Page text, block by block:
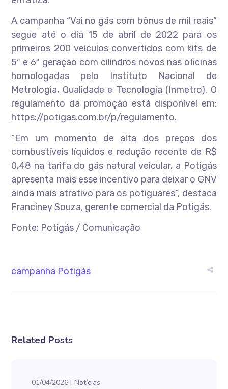
A campanha “Vai no gás com bônus de mil reais”
segue até o dia 15 de abril de 2022 para os
primeiros 200 veículos convertidos com kits de
5ª e 6ª geração com cilindros novos nas oficinas
homologadas pelo Instituto Nacional de
Metrologia, Qualidade e Tecnologia (Inmetro). O
regulamento da promoção está disponível em:
https://potigas.com.br/p/regulamento.
“Em um momento de alta dos preços dos
combustíveis líquidos e redução recente de R$
0,48 na tarifa do gás natural veicular, a Potigás
apresenta mais esse incentivo para deixar o GNV
ainda mais atrativo para os potiguares”, destaca
Franciney Souza, gerente comercial da Potigás.
Fonte: Potigás / Comunicação
campanha Potigás
Related Posts
01/04/2026 Notícias